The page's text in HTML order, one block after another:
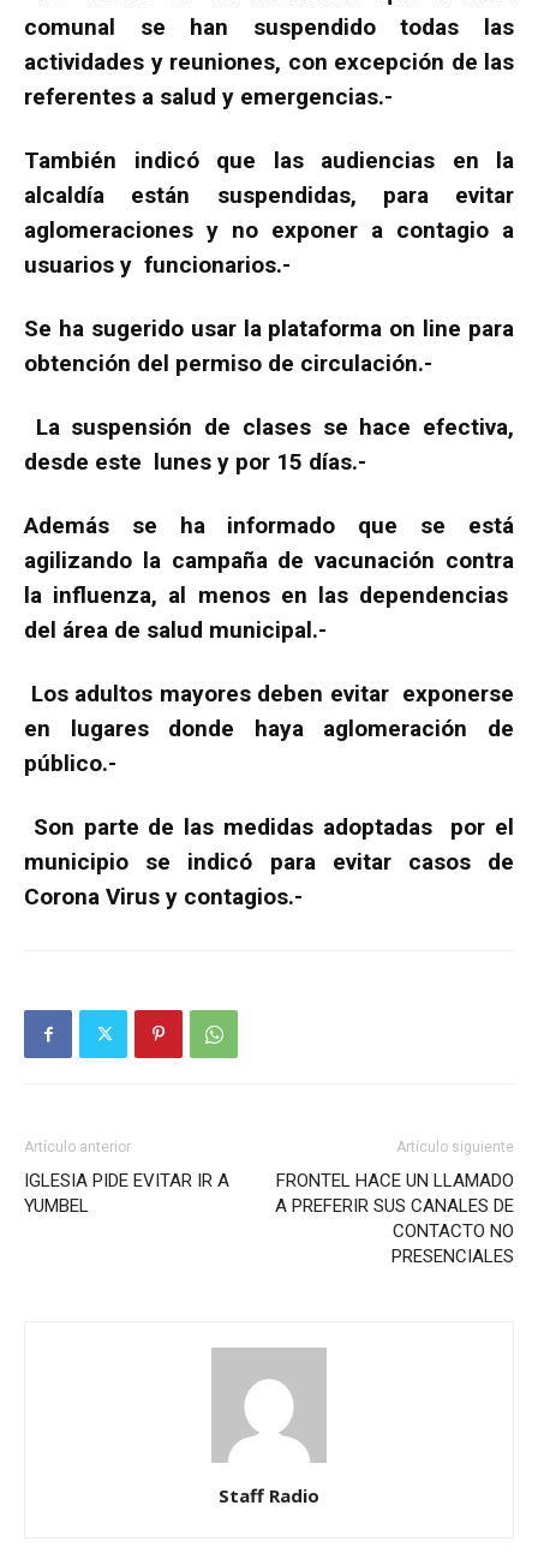
comunal se han suspendido todas las
actividades y reuniones, con excepción de las
referentes a salud y emergencias.-
También indicó que las audiencias en la
alcaldía están suspendidas, para evitar
aglomeraciones y no exponer a contagio a
usuarios y funcionarios.-
Se ha sugerido usar la plataforma on line para
obtención del permiso de circulación.-
La suspensión de clases se hace efectiva,
desde este lunes y por 15 días.-
Además se ha informado que se está
agilizando la campaña de vacunación contra
la influenza, al menos en las dependencias
del área de salud municipal.-
Los adultos mayores deben evitar exponerse
en lugares donde haya aglomeración de
público.-
Son parte de las medidas adoptadas por el
municipio se indicó para evitar casos de
Corona Virus y contagios.-
Artículo anterior
IGLESIA PIDE EVITAR IR A
YUMBEL
Artículo siguiente
FRONTEL HACE UN LLAMADO
A PREFERIR SUS CANALES DE
CONTACTO NO
PRESENCIALES
Staff Radio